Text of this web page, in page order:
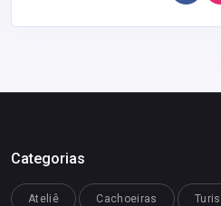
Categorias
Ateliê Cachoeiras